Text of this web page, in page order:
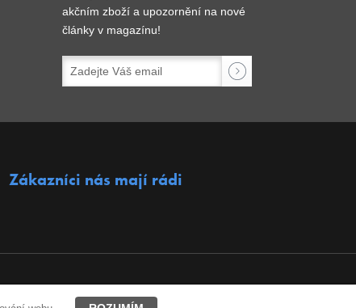
akčním zboží a upozornění na nové
články v magazínu!
Zákazníci nás mají rádi